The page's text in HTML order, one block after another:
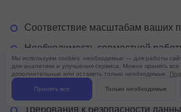
Соответствие масштабам ваших
Необходимость совместной
Интеграция с существующими
Бюджетные ограничения
Требования к безопасности
Мы используем cookies: необходимые — для работы
для аналитики и улучшения сервиса. Можно принять все
дополнительные или оставить только необходимые.
Принять все Только необходимые